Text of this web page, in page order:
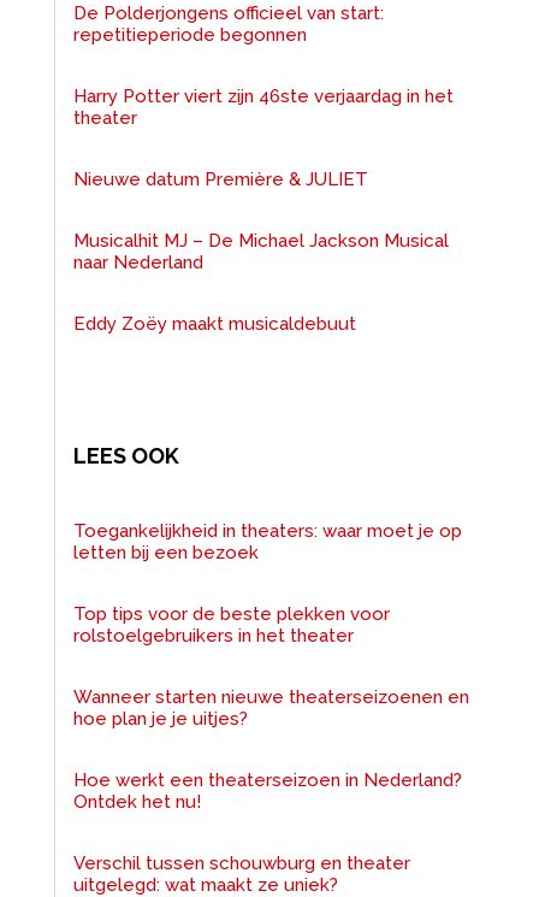
De Polderjongens officieel van start:
repetitieperiode begonnen
Harry Potter viert zijn 46ste verjaardag in het
theater
Nieuwe datum Première & JULIET
Musicalhit MJ – De Michael Jackson Musical
naar Nederland
Eddy Zoëy maakt musicaldebuut
LEES OOK
Toegankelijkheid in theaters: waar moet je op
letten bij een bezoek
Top tips voor de beste plekken voor
rolstoelgebruikers in het theater
Wanneer starten nieuwe theaterseizoenen en
hoe plan je je uitjes?
Hoe werkt een theaterseizoen in Nederland?
Ontdek het nu!
Verschil tussen schouwburg en theater
uitgelegd: wat maakt ze uniek?